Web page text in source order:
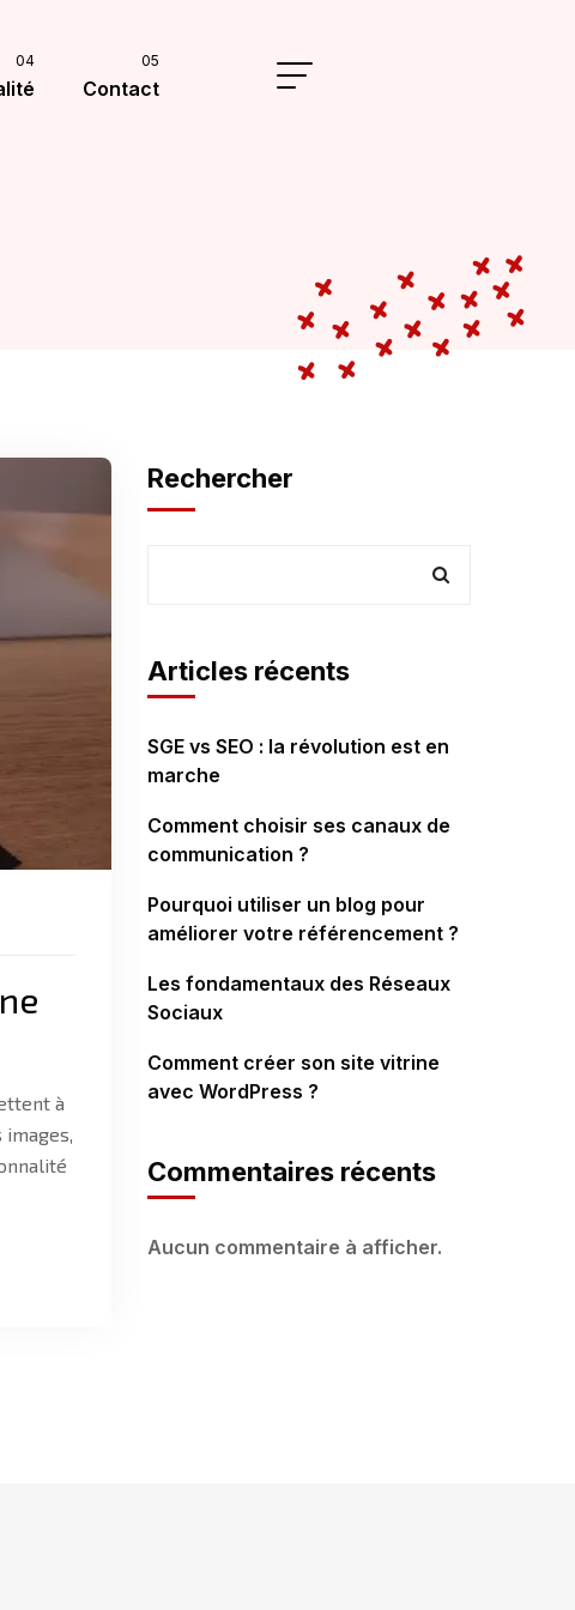
Contact
à
Rechercher
Articles récents
SGE vs SEO : la révolution est en
marche
Comment choisir ses canaux de
communication ?
Pourquoi utiliser un blog pour
améliorer votre référencement ?
Les fondamentaux des Réseaux
Sociaux
Comment créer son site vitrine
avec WordPress ?
Commentaires récents
Aucun commentaire à afficher.